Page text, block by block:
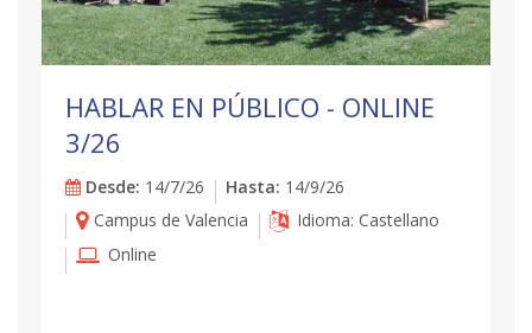
HABLAR EN PÚBLICO - ONLINE
3/26
Desde: 14/7/26 Hasta: 14/9/26
Campus de Valencia
Idioma: Castellano
Online